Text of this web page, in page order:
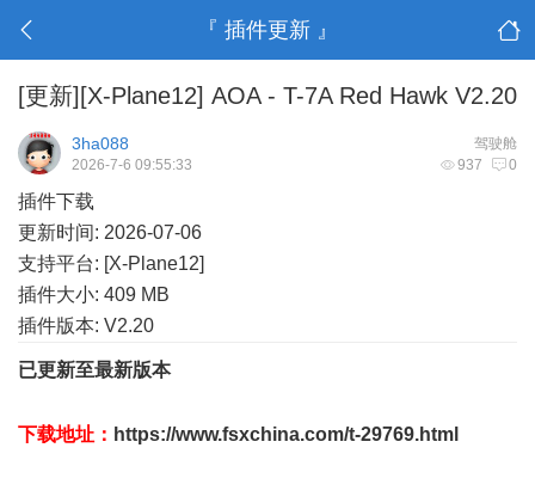
『 插件更新 』
[更新][X-Plane12] AOA - T-7A Red Hawk V2.20
驾驶舱
3ha088
937 0
2026-7-6 09:55:33
插件下载
更新时间: 2026-07-06
支持平台: [X-Plane12]
插件大小: 409 MB
插件版本: V2.20
已更新至最新版本o: J% e4 j$ ?/ {) u% P% _
下载地址： https://www.fsxchina.com/t-29769.html